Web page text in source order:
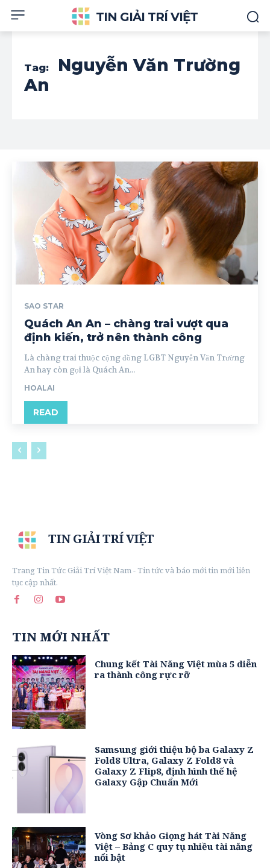
TIN GIẢI TRÍ VIỆT
Tag:
Nguyễn Văn Trường
An
SAO STAR
Quách An An – chàng trai vượt qua
định kiến, trở nên thành công
Là chàng trai thuộc cộng đồng LGBT Nguyễn Văn Trường
An hay còn gọi là Quách An...
HOALAI
READ
TIN GIẢI TRÍ VIỆT
Trang Tin Tức Giải Trí Việt Nam - Tin tức và báo mới tin mới liên
tục cập nhất.
TIN MỚI NHẤT
Chung kết Tài Năng Việt mùa 5 diễn
ra thành công rực rỡ
Samsung giới thiệu bộ ba Galaxy Z
Fold8 Ultra, Galaxy Z Fold8 và
Galaxy Z Flip8, định hình thế hệ
Galaxy Gập Chuẩn Mới
Vòng Sơ khảo Giọng hát Tài Năng
Việt – Bảng C quy tụ nhiều tài năng
nổi bật